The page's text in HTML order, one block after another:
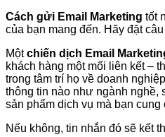
Cách gửi Email Marketing tốt
của bạn mang đến. Hãy đặt
Mộtchiến dịch Email
khách hàng một mối liên kết –
trong tâm trí họ về doanh
thông tin nào như ngành nghề,
sản phẩm dịch vụ mà bạn
Nếu không, tin nhắn đó sẽ kết